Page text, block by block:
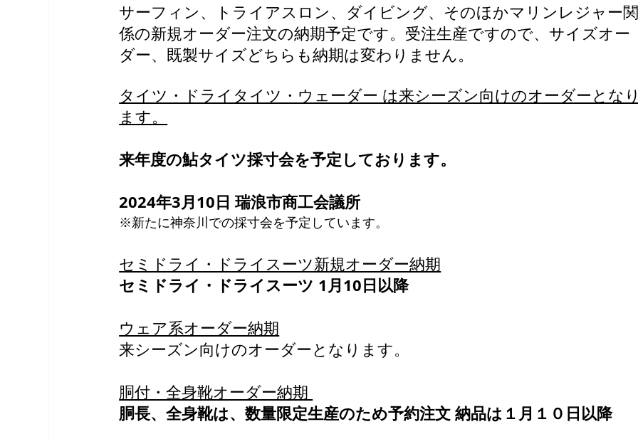
サーフィン、トライアスロン、ダイビング、そのほかマリンレジャー
係の新規オーダー注文の納期予定です。受注生産ですので、サイズオー
ダー、既製サイズどちらも納期は変わりません。
タイツ・ドライタイツ・ウェーダー は来シーズン向けのオーダーとな
ます。
来年度の鮎タイツ採寸会を予定しております。
2024年3月10日 瑞浪市商工会議所
※新たに神奈川での採寸会を予定しています。
セミドライ・ドライスーツ新規オーダー納期
セミドライ・ドライスーツ 1月10日以降
ウェア系オーダー納期
来シーズン向けのオーダーとなります。
胴付・全身靴オーダー納期
胴長、全身靴は、数量限定生産のため予約注文 納品は１月１０日以降